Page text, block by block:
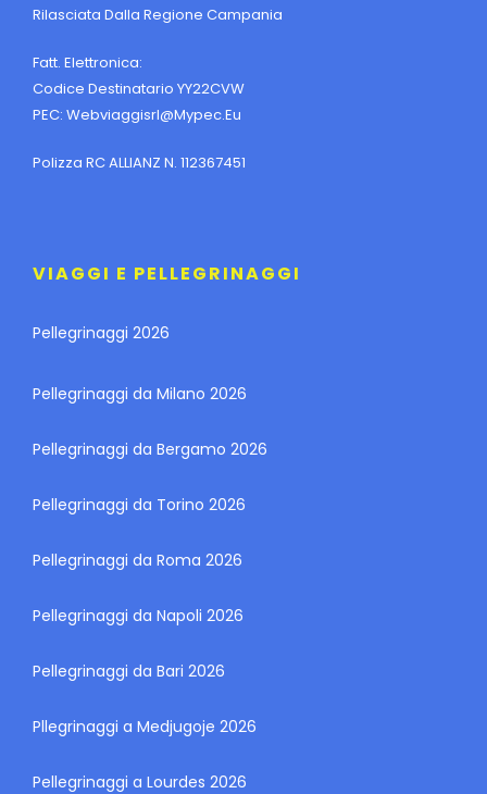
Rilasciata Dalla Regione Campania
Fatt. Elettronica:
Codice Destinatario YY22CVW
PEC: Webviaggisrl@mypec.eu
Polizza RC ALLIANZ N. 112367451
VIAGGI E PELLEGRINAGGI
Pellegrinaggi 2026
Pellegrinaggi da Milano 2026
Pellegrinaggi da Bergamo 2026
Pellegrinaggi da Torino 2026
Pellegrinaggi da Roma 2026
Pellegrinaggi da Napoli 2026
Pellegrinaggi da Bari 2026
Pllegrinaggi a Medjugoje 2026
Pellegrinaggi a Lourdes 2026